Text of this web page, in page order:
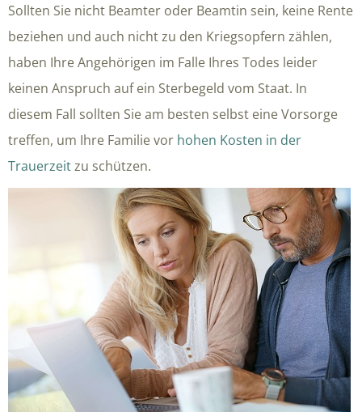
Sollten Sie nicht Beamter oder Beamtin sein, keine Rente
beziehen und auch nicht zu den Kriegsopfern zählen,
haben Ihre Angehörigen im Falle Ihres Todes leider
keinen Anspruch auf ein Sterbegeld vom Staat. In
diesem Fall sollten Sie am besten selbst eine Vorsorge
treffen, um Ihre Familie vor hohen Kosten in der
Trauerzeitzu schützen.